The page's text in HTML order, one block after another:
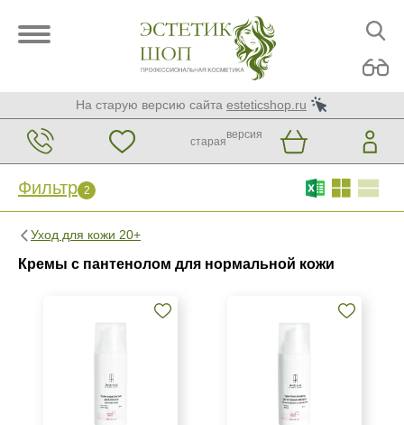
На старую версию сайта esteticshop.ru
старая
версия
Фильтр 2
Уход для кожи 20+
Кремы с пантенолом для нормальной кожи
Фильтр 2 Сброс